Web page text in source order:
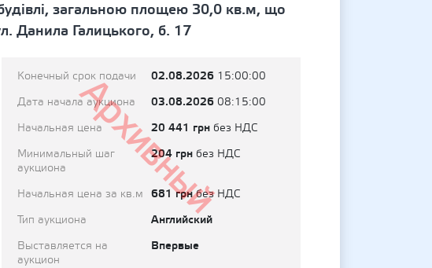
загальною площею 30,0 кв.м, що
Данила Галицького, б. 17
Архивный
Конечный срок подачи 02.08.2026 15:00:00
Дата начала аукциона
03.08.2026 08:15:00
Начальная цена
20 441 грн без НДС
Минимальный шаг
аукциона
204 грн без НДС
Начальная цена за кв.м 681 грнбез НДС
Тип аукциона
Английский
Выставляется на
аукцион
Впервые